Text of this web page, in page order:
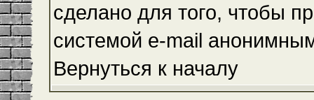
сделано для того, чтобы
системой e-mail
Вернуться к началу